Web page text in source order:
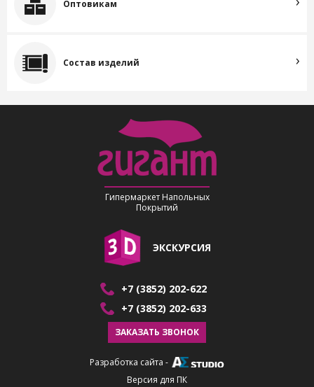
Оптовикам
Состав изделий
Гипермаркет Напольных
Покрытий
ЭКСКУРСИЯ
+7 (3852) 202-622
+7 (3852) 202-633
ЗАКАЗАТЬ ЗВОНОК
Разработка сайта -
Версия для ПК